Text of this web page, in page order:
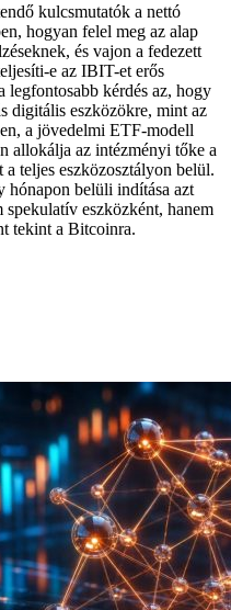
kulcsmutatók a nettó
hogyan felel meg az alap
és vajon a fedezett
e az IBIT-et erős
kérdés az, hogy
digitális eszközökre, mint az
a jövedelmi ETF-modell
allokálja az intézményi tőke a
teljes eszközosztályon belül.
hónapon belüli indítása azt
eszközként, hanem
tekint a Bitcoinra.